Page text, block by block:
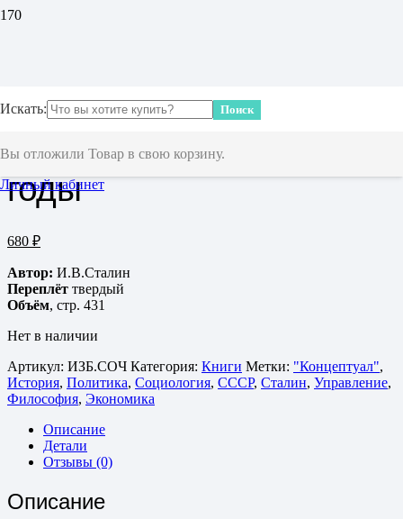
Искать: Поиск
Вы отложили Товар в свою корзину.
Личный кабинет
Избранные сочинения
Сталина. 1921-1953
годы
680 ₽
Автор: И.В.Сталин
Переплёт твердый
Объём, стр. 431
Нет в наличии
Артикул: ИЗБ.СОЧ Категория: Книги Метки: "Концептуал",
История, Политика, Социология, СССР, Сталин, Управление,
Философия, Экономика
Описание
Детали
Отзывы (0)
Описание